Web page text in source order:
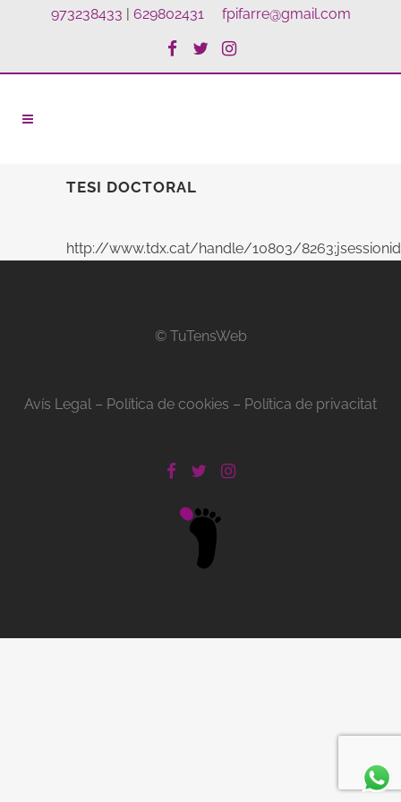
973238433 | 629802431 fpifarre@gmail.com
TESI DOCTORAL
http://www.tdx.cat/handle/10803/
© TuTensWeb
Avís Legal – Política de cookies – Política de privacitat